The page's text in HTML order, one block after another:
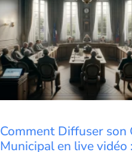
Comment Diffuser son
Municipal en live vidéo